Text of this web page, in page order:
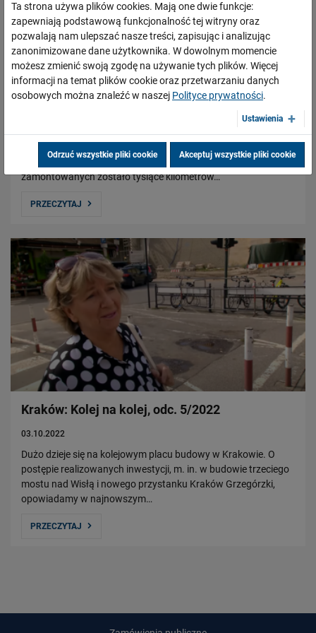
Inwestujemy w kolej! Ponad dekada
modernizacji przy wsparciu finansowym z
funduszy UE
PKP Polskie Linie Kolejowe S.A. od ponad dekady, przy
infrastrukturę kolejową w Polsce. W tym czasie
zamontowanych zostało tysiące kilometrów…
PRZECZYTAJ
Kraków: Kolej na kolej, odc. 5/2022
03.10.2022
Dużo dzieje się na kolejowym placu budowy w Krakowie. O
postępie realizowanych inwestycji, m. in. w budowie trzeciego
mostu nad Wisłą i nowego przystanku Kraków Grzegórzki,
opowiadamy w najnowszym…
PRZECZYTAJ
Ta strona używa plików cookies. Mają one dwie funkcje:
zapewniają podstawową funkcjonalność tej witryny oraz
pozwalają nam ulepszać nasze treści, zapisując i analizując
zanonimizowane dane użytkownika. W dowolnym momencie
możesz zmienić swoją zgodę na używanie tych plików. Więcej
informacji na temat plików cookie oraz przetwarzaniu danych
osobowych można znaleźć w naszej Polityce prywatności.
Ustawienia
Odrzuć wszystkie pliki cookie Akceptuj wszystkie pliki cookie